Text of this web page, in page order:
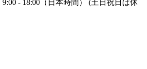
9:00 - 18:00（日本時間） (土日祝日は休